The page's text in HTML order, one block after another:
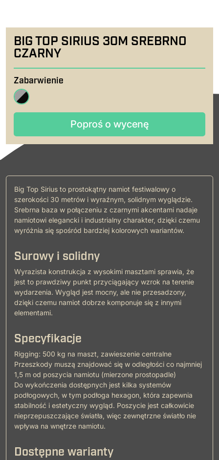
BIG TOP SIRIUS 30M SREBRNO
CZARNY
Zabarwienie
Poproś o wycenę
Poproś o wycenę
Big Top Sirius to prostokątny namiot festiwalowy o
szerokości 30 metrów i wyraźnym, solidnym wyglądzie.
Srebrna baza w połączeniu z czarnymi akcentami nadaje
namiotowi elegancki i industrialny charakter, dzięki czemu
wyróżnia się spośród bardziej kolorowych wariantów.
Surowy i solidny
Wyrazista konstrukcja z wysokimi masztami sprawia, że
jest to prawdziwy punkt przyciągający wzrok na terenie
wydarzenia. Wygląd jest mocny, ale nie przesadzony,
dzięki czemu namiot dobrze komponuje się z innymi
elementami.
Specyfikacje
Rigging: 500 kg na maszt, zawieszenie centralne
Przeszkody muszą znajdować się w odległości co najmniej
1,5 m od poszycia namiotu (mierzone prostopadle)
Do wykończenia dostępnych jest kilka systemów
podłogowych, w tym podłoga hexagon, która zapewnia
stabilność i estetyczny wygląd. Poszycie jest całkowicie
nieprzepuszczające światła, więc zewnętrzne światło nie
wpływa na wnętrze namiotu.
Dostępne warianty